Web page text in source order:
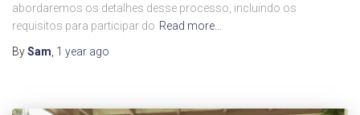
abordaremos os detalhes desse processo, incluindo os
requisitos para participar do Read more…
BySam 1 year ago